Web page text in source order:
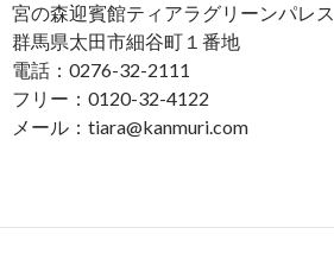
宮の森迎賓館ティアラグリーンパレス
群馬県太田市細谷町１番地
電話：0276-32-2111
フリー：0120-32-4122
メール：tiara@kanmuri.com